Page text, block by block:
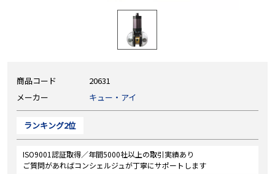
商品コード
20631
メーカー
キュー・アイ
ランキング2位
ISO9001認証取得／年間5000社以上の取引実績あり
ご質問があればコンシェルジュが丁寧にサポートします